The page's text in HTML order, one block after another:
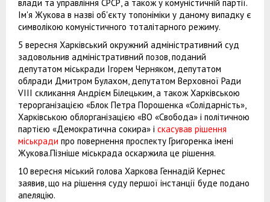
влади та управління СРСР, а також у комуністичній партії.
Ім'я Жукова в назві об'єкту топоніміки у даному випадку є
символікою комуністичного тоталітарного режиму.
5 вересня Харківський окружний адміністративний суд
задовольнив адміністративний позов, поданий
депутатом міськради Ігорем Черняком, депутатом
облради Дмитром Булахом, депутатом Верховної Ради
VIII скликання Андрієм Білецьким, а також Харківською
терорганізацією «Блок Петра Порошенка «Солідарність»,
Харківською облорганізацією «ВО «Свобода» і політичною
партією «Демократична сокира» і скасував рішення
міськради про повернення проспекту Григоренка імені
Жукова.Пізніше міськрада оскаржила це рішення.
10 вересня міський голова Харкова Геннадій Кернес
заявив, що на рішення суду першої інстанції буде подано
апеляцію.